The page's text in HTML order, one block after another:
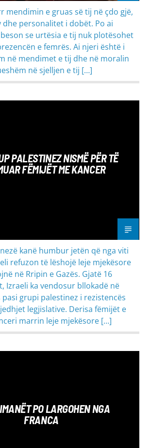
mendimin e gruas së tij në çdo gjë,
dhe personalitet i dobët. Po ai
se urtësia e tij nuk plotësohet
e femrës. Ai njeri është i
në mendimet e tij dhe në moralin
në sjelljen e tij […]
PALESTINEZ NISMË PËR TË
FËMIJËT ME KANCER
kanë humbur jetën që nga viti
refuzon të lëshojë leje mjekësore
në Rripin e Gazës. Gjatë 16
Izraeli ka vendosur bllokadë në
pasi grupi palestinez i rezistencës
legjislative. Derisa fëmijët e
marrin leje mjekësore […]
PO LARGOHEN NGA
FRANCA